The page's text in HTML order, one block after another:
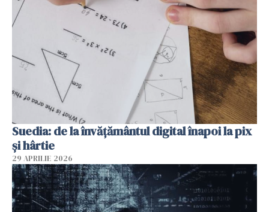
Suedia: de la învățământul digital înapoi la pix
și hârtie
29 APRILIE 2026